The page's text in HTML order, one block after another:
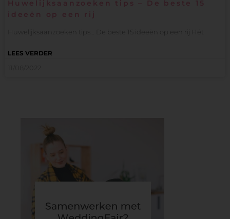
Huwelijksaanzoeken tips – De beste 15
ideeën op een rij
Huwelijksaanzoeken tips… De beste 15 ideeën op een rij Hét
LEES VERDER